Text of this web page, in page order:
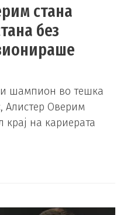
стана
без
шампион во тешка
Алистер Оверим
крај на кариерата